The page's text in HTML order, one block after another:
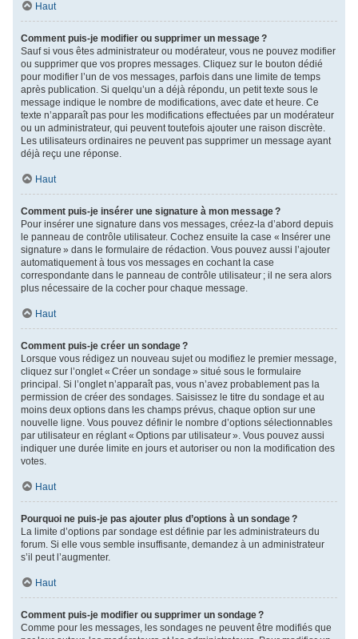
Haut
Comment puis-je modifier ou supprimer un message ?
Sauf si vous êtes administrateur ou modérateur, vous ne pouvez modifier
ou supprimer que vos propres messages. Cliquez sur le bouton dédié
pour modifier l’un de vos messages, parfois dans une limite de temps
après publication. Si quelqu’un a déjà répondu, un petit texte sous le
message indique le nombre de modifications, avec date et heure. Ce
texte n’apparaît pas pour les modifications effectuées par un modérateur
ou un administrateur, qui peuvent toutefois ajouter une raison discrète.
Les utilisateurs ordinaires ne peuvent pas supprimer un message ayant
déjà reçu une réponse.
Haut
Comment puis-je insérer une signature à mon message ?
Pour insérer une signature dans vos messages, créez-la d’abord depuis
le panneau de contrôle utilisateur. Cochez ensuite la case « Insérer une
signature » dans le formulaire de rédaction. Vous pouvez aussi l’ajouter
automatiquement à tous vos messages en cochant la case
correspondante dans le panneau de contrôle utilisateur ; il ne sera alors
plus nécessaire de la cocher pour chaque message.
Haut
Comment puis-je créer un sondage ?
Lorsque vous rédigez un nouveau sujet ou modifiez le premier message,
cliquez sur l’onglet « Créer un sondage » situé sous le formulaire
principal. Si l’onglet n’apparaît pas, vous n’avez probablement pas la
permission de créer des sondages. Saisissez le titre du sondage et au
moins deux options dans les champs prévus, chaque option sur une
nouvelle ligne. Vous pouvez définir le nombre d’options sélectionnables
par utilisateur en réglant « Options par utilisateur ». Vous pouvez aussi
indiquer une durée limite en jours et autoriser ou non la modification des
votes.
Haut
Pourquoi ne puis-je pas ajouter plus d’options à un sondage ?
La limite d’options par sondage est définie par les administrateurs du
forum. Si elle vous semble insuffisante, demandez à un administrateur
s’il peut l’augmenter.
Haut
Comment puis-je modifier ou supprimer un sondage ?
Comme pour les messages, les sondages ne peuvent être modifiés que